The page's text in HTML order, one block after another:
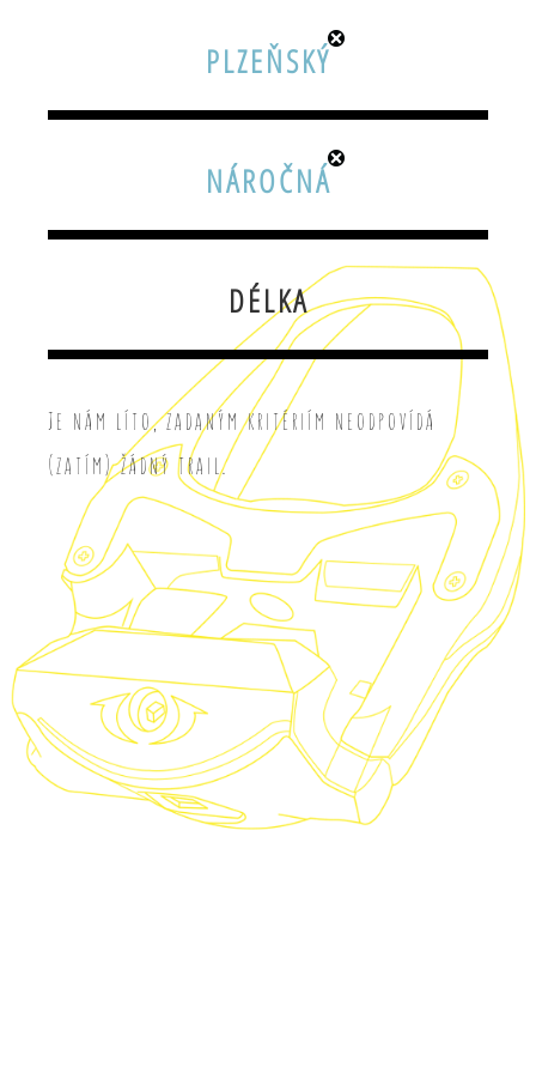
PLZEŇSKÝ
NÁROČNÁ
DÉLKA
Je nám líto, zadaným kritériím neodpovídá
(zatím) žádný trail.